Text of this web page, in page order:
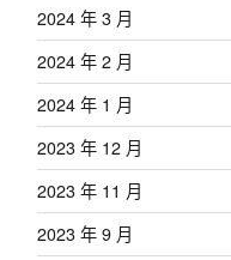
2024 年 3 月
2024 年 2 月
2024 年 1 月
2023 年 12 月
2023 年 11 月
2023 年 9 月